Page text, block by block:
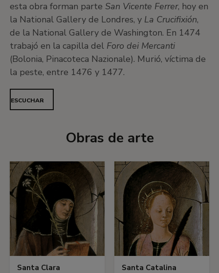
esta obra forman parte San Vicente Ferrer, hoy en
la National Gallery de Londres, y La Crucifixión,
de la National Gallery de Washington. En 1474
trabajó en la capilla del Foro dei Mercanti
(Bolonia, Pinacoteca Nazionale). Murió, víctima de
la peste, entre 1476 y 1477.
ESCUCHAR
Obras de arte
Santa Clara Santa Catalina